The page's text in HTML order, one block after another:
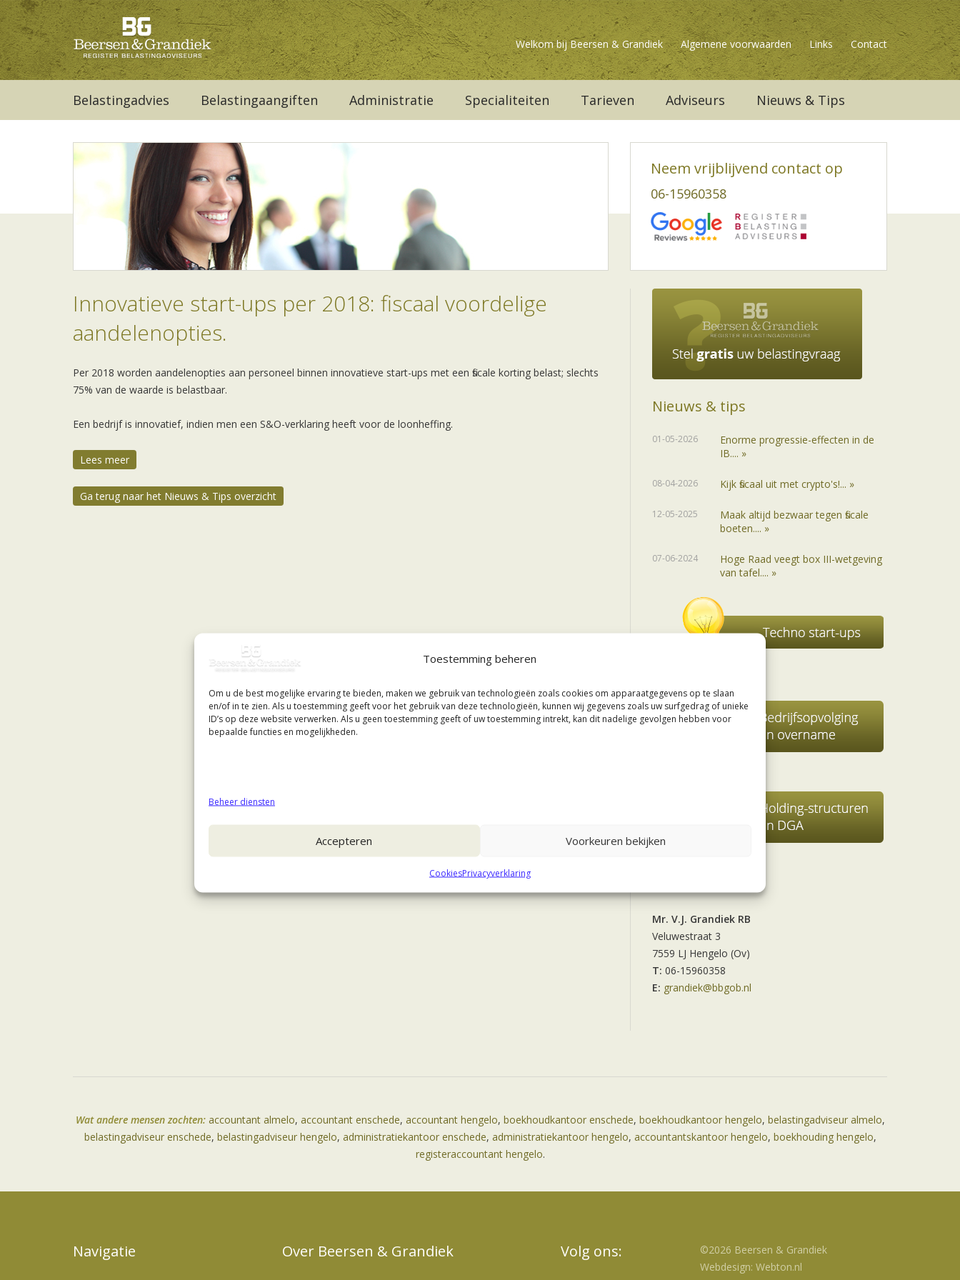
Toestemming beheren
Om u de best mogelijke ervaring te bieden, maken we gebruik van technologieën zoals cookies om apparaatgegevens op te slaan
en/of in te zien. Als u toestemming geeft voor het gebruik van deze technologieën, kunnen wij gegevens zoals uw surfgedrag of unieke
ID’s op deze website verwerken. Als u geen toestemming geeft of uw toestemming intrekt, kan dit nadelige gevolgen hebben voor
bepaalde functies en mogelijkheden.
Beheer diensten
Accepteren Voorkeuren bekijken
CookiesPrivacyverklaring
Welkom bij Beersen & Grandiek Algemene voorwaarden Links Contact
Belastingadvies Belastingaangiften Administratie Specialiteiten Tarieven Adviseurs Nieuws & Tips
Neem vrijblijvend contact op
06-15960358
Innovatieve start-ups per 2018: fiscaal voordelige
aandelenopties.
Per 2018 worden aandelenopties aan personeel binnen innovatieve start-ups met een fiscale korting belast; slechts
75% van de waarde is belastbaar.
Een bedrijf is innovatief, indien men een S&O-verklaring heeft voor de loonheffing.
Lees meer
Ga terug naar het Nieuws & Tips overzicht
Nieuws & tips
01-05-2026
Enorme progressie-effecten in de
IB.... »
08-04-2026 Kijk fiscaal uit met crypto's!... »
12-05-2025
Maak altijd bezwaar tegen fiscale
boeten.... »
07-06-2024
Hoge Raad veegt box III-wetgeving
van tafel.... »
Mr. V.J. Grandiek RB
Veluwestraat 3
7559 LJ Hengelo (Ov)
T: 06-15960358
E: grandiek@bbgob.nl
Wat andere mensen zochten: accountant almelo, accountant enschede, accountant hengelo, boekhoudkantoor enschede, boekhoudkantoor hengelo, belastingadviseur almelo,
belastingadviseur enschede, belastingadviseur hengelo, administratiekantoor enschede, administratiekantoor hengelo, accountantskantoor hengelo, boekhouding hengelo,
registeraccountant hengelo.
Navigatie Over Beersen & Grandiek Volg ons:
©2026 Beersen & Grandiek
Webdesign: Webton.nl